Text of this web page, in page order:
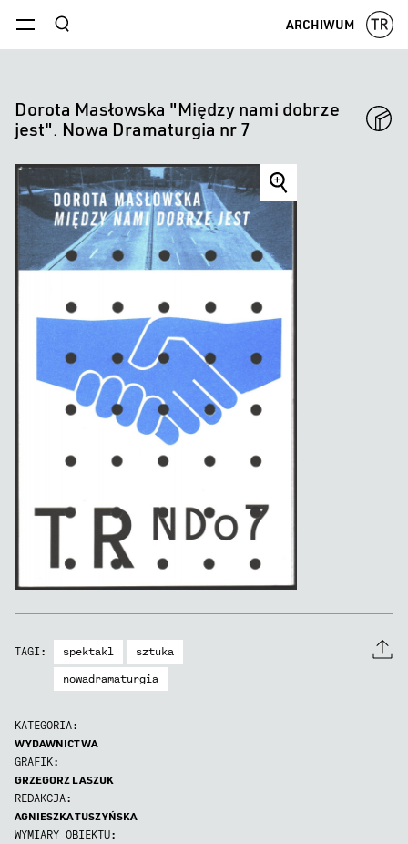
menu szukaj ARCHIWUM
Dorota Masłowska "Między nami dobrze
jest". Nowa Dramaturgia nr 7
Dorota
Masłowska
"Między
nami
dobrze
Nowa
TAGI: spektakl
sztuka
nowadramaturgia
KATEGORIA:
WYDAWNICTWA
GRAFIK:
GRZEGORZ LASZUK
REDAKCJA:
AGNIESZKA TUSZYŃSKA
WYMIARY OBIEKTU: